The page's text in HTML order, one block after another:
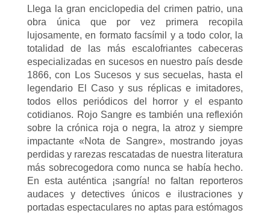
Llega la gran enciclopedia del crimen patrio, una
obra única que por vez primera recopila
lujosamente, en formato facsímil y a todo color, la
totalidad de las más escalofriantes cabeceras
especializadas en sucesos en nuestro país desde
1866, con Los Sucesos y sus secuelas, hasta el
legendario El Caso y sus réplicas e imitadores,
todos ellos periódicos del horror y el espanto
cotidianos. Rojo Sangre es también una reflexión
sobre la crónica roja o negra, la atroz y siempre
impactante «Nota de Sangre», mostrando joyas
perdidas y rarezas rescatadas de nuestra literatura
más sobrecogedora como nunca se había hecho.
En esta auténtica ¡sangría! no faltan reporteros
audaces y detectives únicos e ilustraciones y
portadas espectaculares no aptas para estómagos